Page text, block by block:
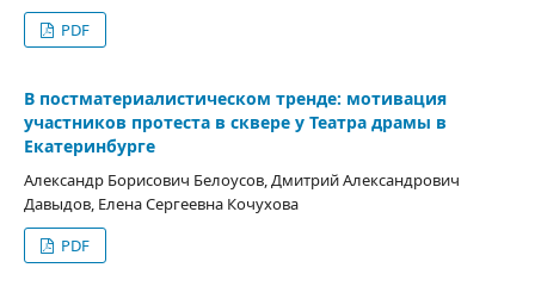
PDF
В постматериалистическом тренде: мотивация
участников протеста в сквере у Театра драмы в
Екатеринбурге
Александр Борисович Белоусов, Дмитрий Александрович
Давыдов, Елена Сергеевна Кочухова
PDF